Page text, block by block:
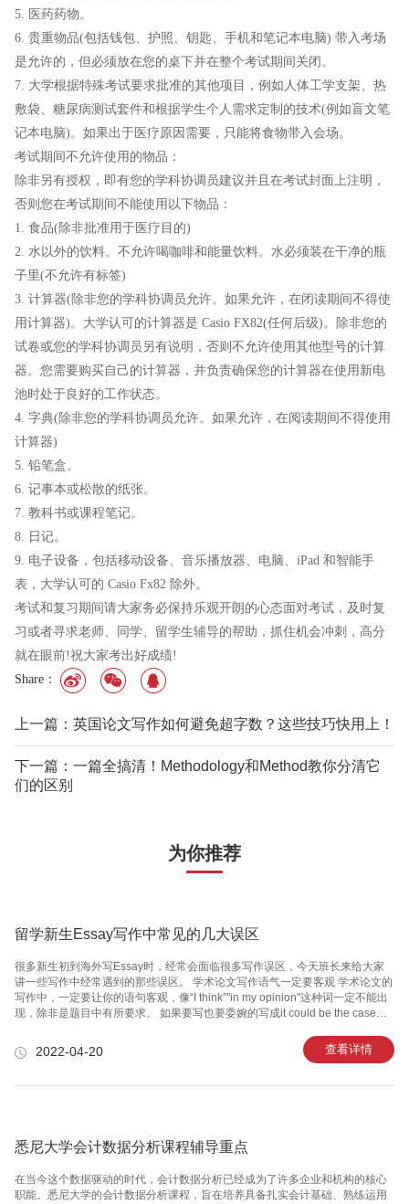
5. 医药药物。
6. 贵重物品(包括钱包、护照、钥匙、手机和笔记本电脑) 带入考场
是允许的，但必须放在您的桌下并在整个考试期间关闭。
7. 大学根据特殊考试要求批准的其他项目，例如人体工学支架、热
敷袋、糖尿病测试套件和根据学生个人需求定制的技术(例如盲文笔
记本电脑)。如果出于医疗原因需要，只能将食物带入会场。
考试期间不允许使用的物品：
除非另有授权，即有您的学科协调员建议并且在考试封面上注明，
否则您在考试期间不能使用以下物品：
1. 食品(除非批准用于医疗目的)
2. 水以外的饮料。不允许喝咖啡和能量饮料。水必须装在干净的瓶
子里(不允许有标签)
3. 计算器(除非您的学科协调员允许。如果允许，在闭读期间不得使
用计算器)。大学认可的计算器是 Casio FX82(任何后级)。除非您的
试卷或您的学科协调员另有说明，否则不允许使用其他型号的计算
器。您需要购买自己的计算器，并负责确保您的计算器在使用新电
池时处于良好的工作状态。
4. 字典(除非您的学科协调员允许。如果允许，在阅读期间不得使用
计算器)
5. 铅笔盒。
6. 记事本或松散的纸张。
7. 教科书或课程笔记。
8. 日记。
9. 电子设备，包括移动设备、音乐播放器、电脑、iPad 和智能手
表，大学认可的 Casio Fx82 除外。
考试和复习期间请大家务必保持乐观开朗的心态面对考试，及时复
习或者寻求老师、同学、留学生辅导的帮助，抓住机会冲刺，高分
就在眼前!祝大家考出好成绩!
Share：
上一篇：英国论文写作如何避免超字数？这些技巧快用上！
下一篇：一篇全搞清！Methodology和Method教你分清它
们的区别
为你推荐
留学新生Essay写作中常见的几大误区
很多新生初到海外写Essay时，经常会面临很多写作误区，今天班长来给大家
讲一些写作中经常遇到的那些误区。 学术论文写作语气一定要客观 学术论文的
写作中，一定要让你的语句客观，像“I think”"in my opinion"这种词一定不能出
现，除非是题目中有所要求。 如果要写也要委婉的写成it could be the case
你提出了你的立场时，多用假设性的内容，以客观的语气带出自己的立场也是
一种好用的写作技巧。 提出无关紧要的criticism 我们都知道在写essay时，要
泛。
2022-04-20 查看详情
悉尼大学会计数据分析课程辅导重点
在当今这个数据驱动的时代，会计数据分析已经成为了许多企业和机构的核心
职能。悉尼大学的会计数据分析课程，旨在培养具备扎实会计基础、熟练运用